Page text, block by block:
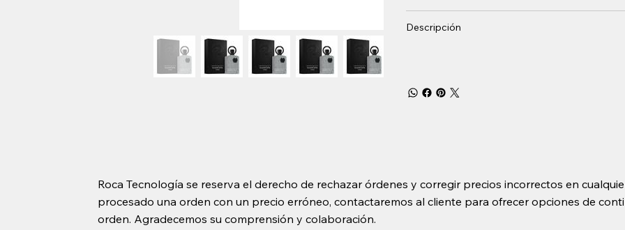
Descripción
Roca Tecnología se reserva el derecho de rechazar órdenes y corregir precios incorrectos en
procesado una orden con un precio erróneo, contactaremos al cliente para ofrecer opciones de
orden. Agradecemos su comprensión y colaboración.